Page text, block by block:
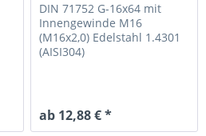
DIN 71752 G-16x64 mit
Innengewinde M16
(M16x2,0) Edelstahl 1.4301
(AISI304)
ab 12,88 € *